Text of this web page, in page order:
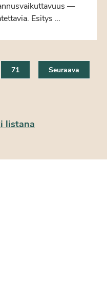
—
Esitys …
71 Seuraava
listana